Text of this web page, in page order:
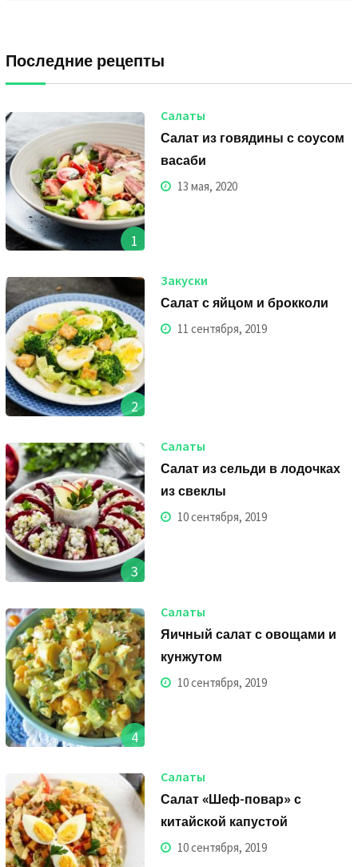
Последние рецепты
1
Салаты
Салат из говядины с соусом
васаби
13 мая, 2020
2
Закуски
Салат с яйцом и брокколи
11 сентября, 2019
3
Салаты
Салат из сельди в лодочках
из свеклы
10 сентября, 2019
4
Салаты
Яичный салат с овощами и
кунжутом
10 сентября, 2019
Салаты
Салат «Шеф-повар» с
китайской капустой
10 сентября, 2019